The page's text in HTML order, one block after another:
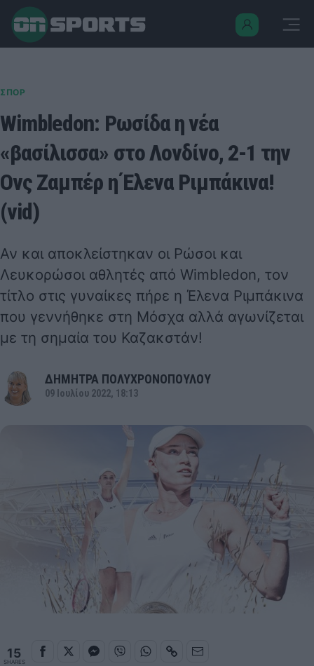
ΣΠΟΡ
Wimbledon: Ρωσίδα η νέα
«βασίλισσα» στο Λονδίνο, 2-1 την
Ονς Ζαμπέρ η Έλενα Ριμπάκινα!
(vid)
Αν και αποκλείστηκαν οι Ρώσοι και
Λευκορώσοι αθλητές από Wimbledon, τον
τίτλο στις γυναίκες πήρε η Έλενα Ριμπάκινα
που γεννήθηκε στη Μόσχα αλλά αγωνίζεται
με τη σημαία του Καζακστάν!
ΔΗΜΗΤΡΑ ΠΟΛΥΧΡΟΝΟΠΟΥΛΟΥ
09 Ιουλίου 2022, 18:13
15
SHARES